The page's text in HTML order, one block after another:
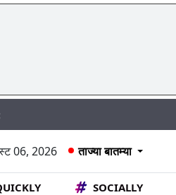
06, 2026 ताज्या बातम्या
SOCIALLY